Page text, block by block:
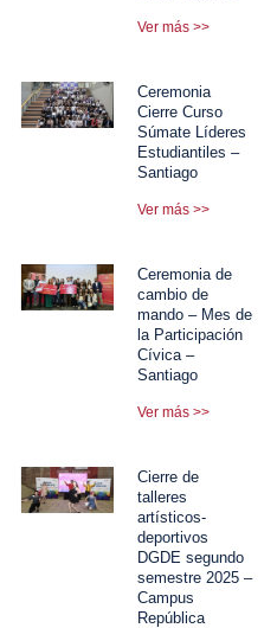
Ver más >>
Ceremonia
Cierre Curso
Súmate Líderes
Estudiantiles –
Santiago
Ver más >>
Ceremonia de
cambio de
mando – Mes de
la Participación
Cívica –
Santiago
Ver más >>
Cierre de
talleres
artísticos-
deportivos
DGDE segundo
semestre 2025 –
Campus
República